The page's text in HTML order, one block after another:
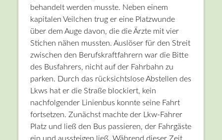
behandelt werden musste. Neben einem
kapitalen Veilchen trug er eine Platzwunde
über dem Auge davon, die die Ärzte mit vier
Stichen nähen mussten. Auslöser für den Streit
zwischen den Berufskraftfahrern war die Bitte
des Busfahrers, nicht auf der Fahrbahn zu
parken. Durch das rücksichtslose Abstellen des
Lkws hat er die Straße blockiert, kein
nachfolgender Linienbus konnte seine Fahrt
fortsetzen. Zunächst machte der Lkw-Fahrer
Platz und ließ den Bus passieren, der Fahrgäste